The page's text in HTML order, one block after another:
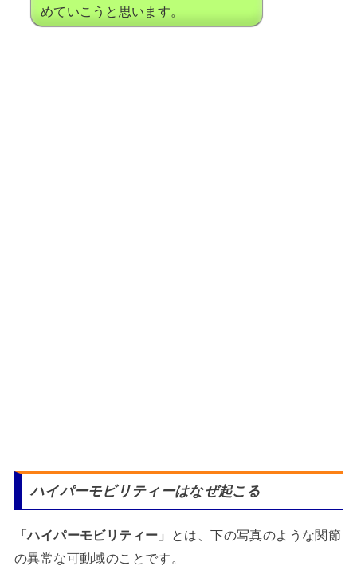
めていこうと思います。
ハイパーモビリティーはなぜ起こる
「ハイパーモビリティー」
とは、下の写真のような関節
の異常な可動域のことです。